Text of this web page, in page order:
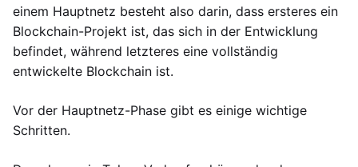
einem Hauptnetz besteht also darin, dass ersteres ein
Blockchain-Projekt ist, das sich in der Entwicklung
befindet, während letzteres eine vollständig
entwickelte Blockchain ist.
Vor der Hauptnetz-Phase gibt es einige wichtige
Schritten.